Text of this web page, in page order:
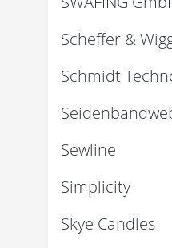
Scheffer &
Schmidt
Sewline
Simplicity
Skye Candles